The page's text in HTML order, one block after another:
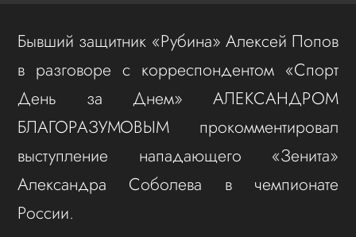
Бывший защитник «Рубина» Алексей Попов
в разговоре с корреспондентом «Спорт
День за Днем» АЛЕКСАНДРОМ
БЛАГОРАЗУМОВЫМ прокомментировал
выступление нападающего «Зенита»
Александра Соболева в чемпионате
России.